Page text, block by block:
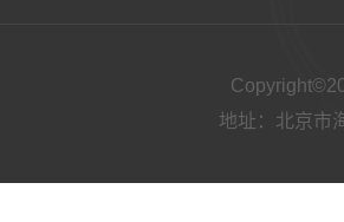
地址：北京市